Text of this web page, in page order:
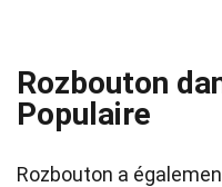
Rozbouton
Populaire
Rozbouton a